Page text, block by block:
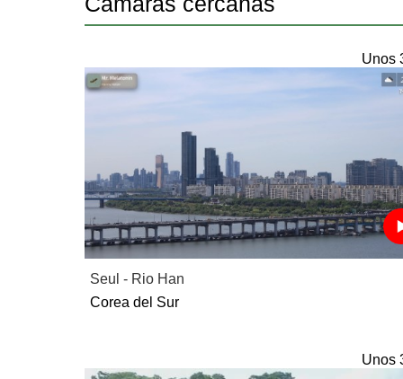
Unos
Seul - Rio Han
Corea del Sur
Unos